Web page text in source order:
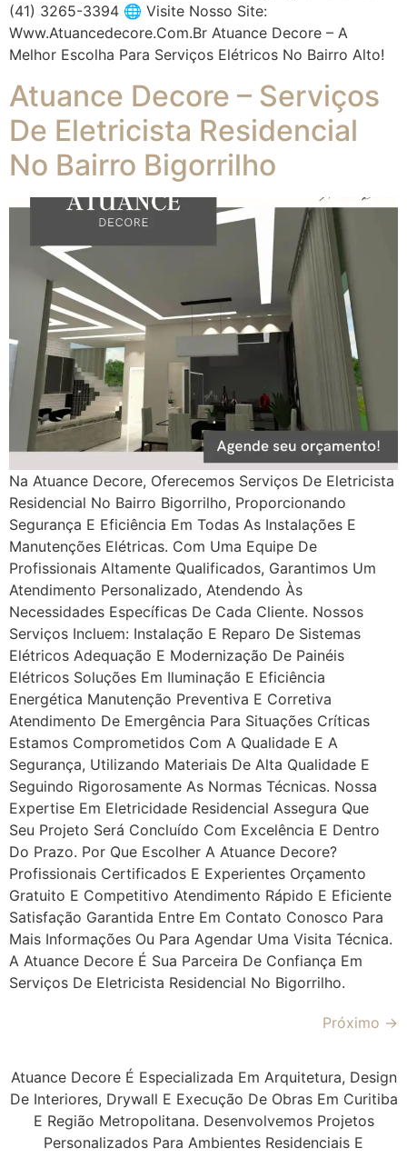
(41) 3265-3394 🌐 Visite Nosso Site:
Www.atuancedecore.com.br Atuance Decore – A
Melhor Escolha Para Serviços Elétricos No Bairro Alto!
Atuance Decore – Serviços
De Eletricista Residencial
No Bairro Bigorrilho
Na Atuance Decore, Oferecemos Serviços De Eletricista
Residencial No Bairro Bigorrilho, Proporcionando
Segurança E Eficiência Em Todas As Instalações E
Manutenções Elétricas. Com Uma Equipe De
Profissionais Altamente Qualificados, Garantimos Um
Atendimento Personalizado, Atendendo Às
Necessidades Específicas De Cada Cliente. Nossos
Serviços Incluem: Instalação E Reparo De Sistemas
Elétricos Adequação E Modernização De Painéis
Elétricos Soluções Em Iluminação E Eficiência
Energética Manutenção Preventiva E Corretiva
Atendimento De Emergência Para Situações Críticas
Estamos Comprometidos Com A Qualidade E A
Segurança, Utilizando Materiais De Alta Qualidade E
Seguindo Rigorosamente As Normas Técnicas. Nossa
Expertise Em Eletricidade Residencial Assegura Que
Seu Projeto Será Concluído Com Excelência E Dentro
Do Prazo. Por Que Escolher A Atuance Decore?
Profissionais Certificados E Experientes Orçamento
Gratuito E Competitivo Atendimento Rápido E Eficiente
Satisfação Garantida Entre Em Contato Conosco Para
Mais Informações Ou Para Agendar Uma Visita Técnica.
A Atuance Decore É Sua Parceira De Confiança Em
Serviços De Eletricista Residencial No Bigorrilho.
Próximo →
Atuance Decore É Especializada Em Arquitetura, Design
De Interiores, Drywall E Execução De Obras Em Curitiba
E Região Metropolitana. Desenvolvemos Projetos
Personalizados Para Ambientes Residenciais E